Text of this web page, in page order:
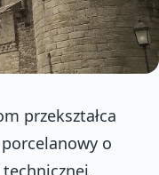
przekształca
o